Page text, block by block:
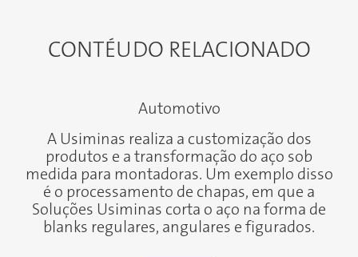
CONTÉUDO RELACIONADO
Automotivo
A Usiminas realiza a customização dos
produtos e a transformação do aço sob
medida para montadoras. Um exemplo disso
é o processamento de chapas, em que a
Soluções Usiminas corta o aço na forma de
blanks regulares, angulares e figurados.